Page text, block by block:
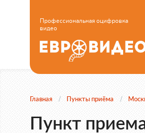
Профессиональная оцифровка
видео
Главная Пункты приёма
Пункт